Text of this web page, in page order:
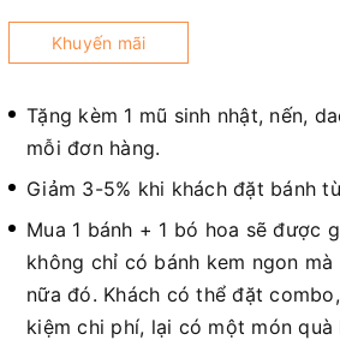
Khuyến mãi
Tặng kèm 1 mũ sinh nhật, nến,
mỗi đơn hàng.
Giảm 3-5% khi khách đặt bánh
Mua 1 bánh + 1 bó hoa sẽ được
không chỉ có bánh kem ngon
nữa đó. Khách có thể đặt
kiệm chi phí, lại có một món quà